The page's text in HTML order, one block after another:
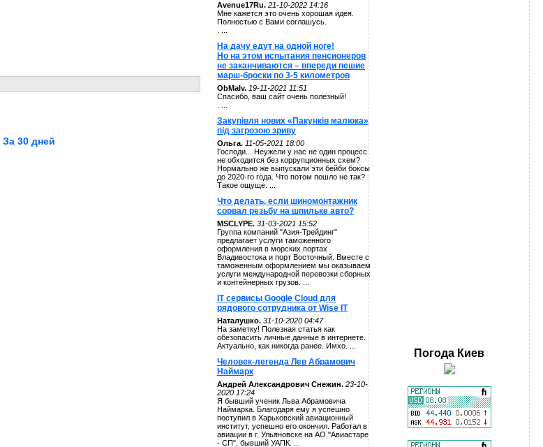
За 30 дней
Avenue17Ru. 21-10-2022 14:16
Мне кажется это очень хорошая идея.
Полностью с Вами соглашусь.
На дачу едут на одной ноге!
Но на этом испытания пенсионеров
не заканчиваются – впереди пешие
марш-броски по 3-5 километров
ОbMalv. 19-11-2021 11:51
Спасибо, ваш сайт очень полезный!
Закупівля нових «Пакунків малюка»
під загрозою зриву
Ольга. 11-05-2021 18:00
Господи... Неужели у нас не один процесс
не обходится без коррупционных схем?
Нормально же выпускали эти бейби боксы
до 2020-го года. Что потом пошло не так?
Такое ощуще. ...
Что делать, если шиномонтажник
сорвал резьбу на шпильке авто?
MSCLYPE. 31-03-2021 15:52
Группа компаний "Азия-Трейдинг"
предлагает услуги таможенного
оформления в морских портах
Владивостока и порт Восточный. Вместе с
таможенным оформлением мы оказываем
услуги международной перевозки сборных
и контейнерных грузов. ...
IT сервисы Google Cloud для
рядового сотрудника от Wise IT
Наталушко. 31-10-2020 04:47
На заметку! Полезная статья как
обезопасить личные данные в интернете.
Актуально, как никогда ранее. Имхо. ...
Человек-легенда Лев Абрамович
Наймарк
Андрей Александрович Снежин. 23-10-
2020 17:24
Я бывший ученик Льва Абрамовича
Наймарка. Благодаря ему я успешно
поступил в Харьковский авиационный
институт, успешно его окончил. Работал в
авиации в г. Ульяновске на АО "Авиастаре
- СП", бывший УАПК. ...
Погода Киев